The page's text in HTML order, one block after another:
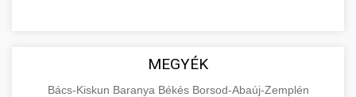
MEGYÉK
Bács-Kiskun Baranya Békés Borsod-Abaúj-Zemplén